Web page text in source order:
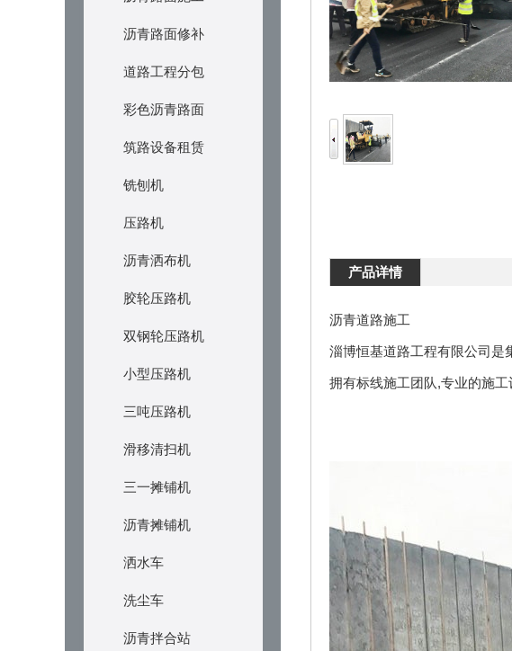
沥青路面修补
道路工程分包
彩色沥青路面
筑路设备租赁
铣刨机
压路机
沥青洒布机
胶轮压路机
双钢轮压路机
小型压路机
三吨压路机
滑移清扫机
三一摊铺机
沥青摊铺机
洒水车
洗尘车
沥青拌合站
产品详情
沥青道路施工
淄博恒基道路工程有限公司是
拥有标线施工团队,专业的施